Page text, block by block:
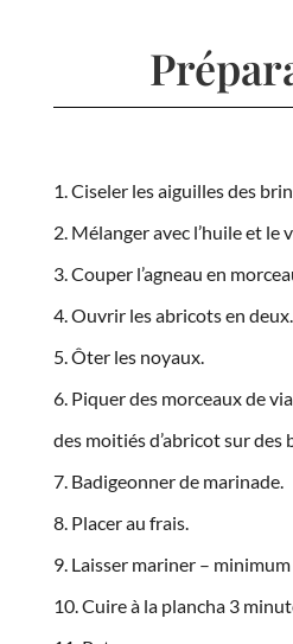
Ciseler les aiguilles des
Mélanger avec l’huile et le
Couper l’agneau en
Ouvrir les abricots en deux.
Ôter les noyaux.
Piquer des morceaux de
des moitiés d’abricot sur des
Badigeonner de marinade.
Placer au frais.
Laisser mariner – minimum
Cuire à la plancha 3